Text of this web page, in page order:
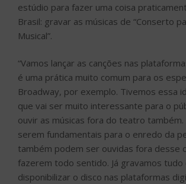
estúdio para fazer uma coisa
Brasil: gravar as músicas de “Conserto
Musical”.
“Vamos lançar as canções nas
é uma prática muito comum para os
Broadway, por exemplo. Tivemos essa
que vai ser muito interessante para o
ouvir as músicas fora do teatro também.
serem fundamentais para o enredo da
também podem ser ouvidas fora desse
fazerem todo sentido. Já gravamos
disponibilizar o disco nas plataformas